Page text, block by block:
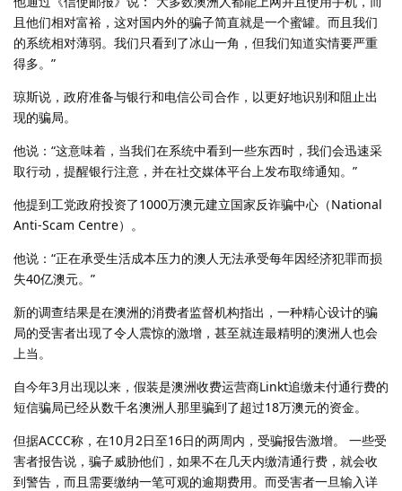
且他们相对富裕，这对国内外的骗子简直就是一个蜜罐。而且我们
的系统相对薄弱。我们只看到了冰山一角，但我们知道实情要严重
得多。”
琼斯说，政府准备与银行和电信公司合作，以更好地识别和阻止出
现的骗局。
他说：“这意味着，当我们在系统中看到一些东西时，我们会迅速采
取行动，提醒银行注意，并在社交媒体平台上发布取缔通知。”
他提到工党政府投资了1000万澳元建立国家反诈骗中心（National
Anti-Scam Centre）。
他说：“正在承受生活成本压力的澳人无法承受每年因经济犯罪而损
失40亿澳元。”
新的调查结果是在澳洲的消费者监督机构指出，一种精心设计的骗
局的受害者出现了令人震惊的激增，甚至就连最精明的澳洲人也会
上当。
自今年3月出现以来，假装是澳洲收费运营商Linkt追缴未付通行费的
短信骗局已经从数千名澳洲人那里骗到了超过18万澳元的资金。
但据ACCC称，在10月2日至16日的两周内，受骗报告激增。 一些受
害者报告说，骗子威胁他们，如果不在几天内缴清通行费，就会收
到警告，而且需要缴纳一笔可观的逾期费用。而受害者一旦输入详